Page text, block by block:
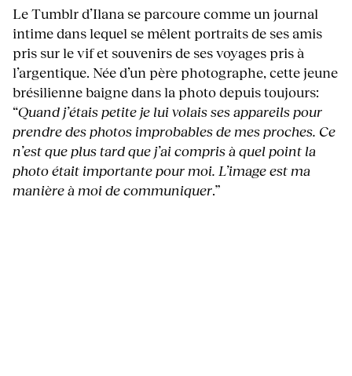
Le Tumblr d’Ilana se parcoure comme un journal
intime dans lequel se mêlent portraits de ses amis
pris sur le vif et souvenirs de ses voyages pris à
l’argentique. Née d’un père photographe, cette jeune
brésilienne baigne dans la photo depuis toujours:
“Quand j’étais petite je lui volais ses appareils pour
prendre des photos improbables de mes proches. Ce
n’est que plus tard que j’ai compris à quel point la
photo était importante pour moi. L’image est ma
manière à moi de communiquer.”